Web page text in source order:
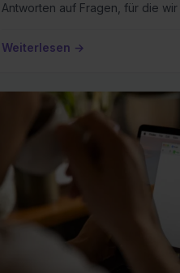
Antworten auf Fragen, für die
Weiterlesen →